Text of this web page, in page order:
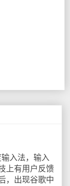
入法，输入
上有用户反馈
，出现谷歌中